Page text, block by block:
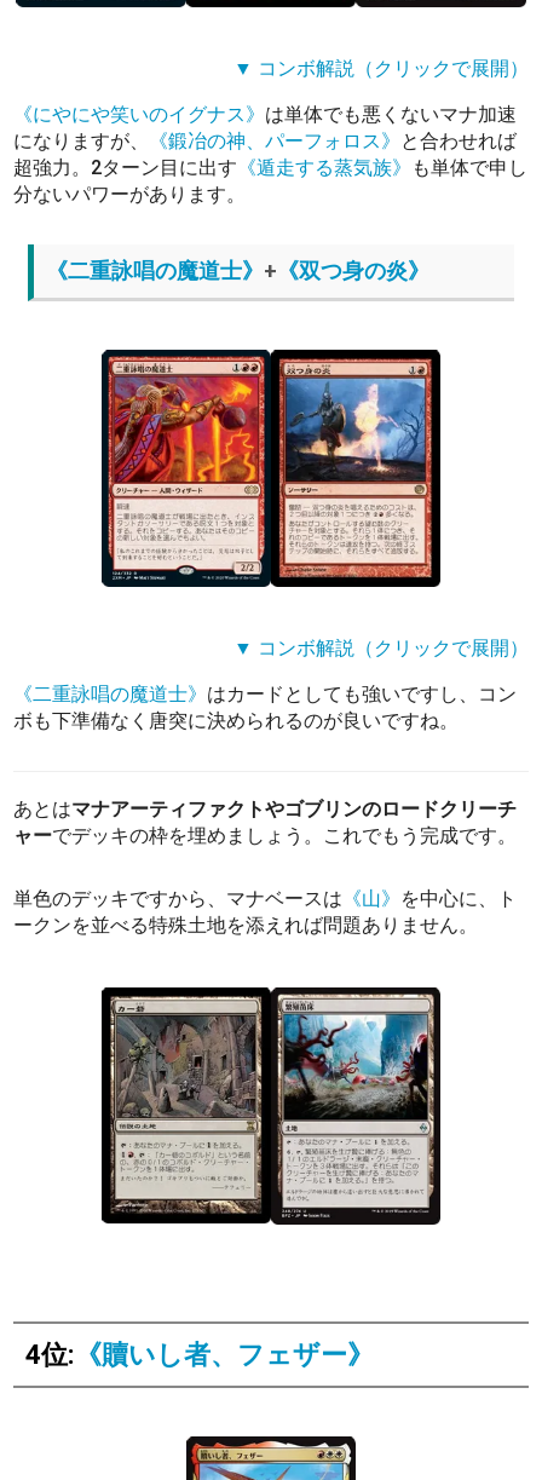
▼ コンボ解説（クリックで展開）
《にやにや笑いのイグナス》 は単体でも悪くないマナ加速
になりますが、
《鍛冶の神、パーフォロス》 と合わせれば
超強力。2ターン目に出す 《遁走する蒸気族》
も単体で申し
分ないパワーがあります。
《二重詠唱の魔道士》 + 《双つ身の炎》
▼ コンボ解説（クリックで展開）
《二重詠唱の魔道士》 はカードとしても強いですし、コン
ボも下準備なく唐突に決められるのが良いですね。
あとはマナアーティファクトやゴブリンのロードクリーチ
ャーでデッキの枠を埋めましょう。これでもう完成です。
単色のデッキですから、マナベースは 《山》 を中心に、ト
ークンを並べる特殊土地を添えれば問題ありません。
4位: 《贖いし者、フェザー》